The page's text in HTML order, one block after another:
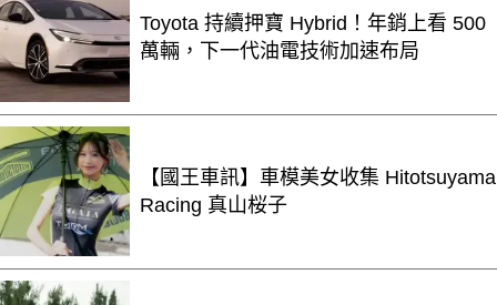
Toyota 持續押寶 Hybrid！年銷上看 500
萬輛，下一代油電技術加速布局
【國王車訊】車模美女收集 Hitotsuyama
Racing 真山桜子